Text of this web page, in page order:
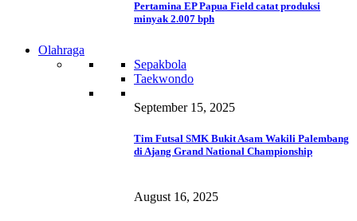
Pertamina EP Papua Field catat produksi
minyak 2.007 bph
Olahraga
Sepakbola
Taekwondo
September 15, 2025
Tim Futsal SMK Bukit Asam Wakili Palembang
di Ajang Grand National Championship
August 16, 2025